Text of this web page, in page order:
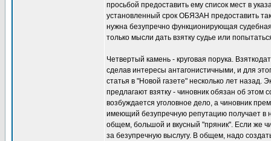
просьбой предоставить ему список мест в
установленный срок ОБЯЗАН предоставить
нужна безупречно функционирующая
только мысли дать взятку судье или
Четвертый камень - круговая порука.
сделав интересы антагонистичными, и для
статья в "Новой газете" несколько лет назад.
предлагают взятку - чиновник обязан об
возбуждается уголовное дело, а чиновник
имеющий безупречную репутацию получает в
общем, большой и вкусный "пряник". Если же
за безупречную выслугу. В общем, надо